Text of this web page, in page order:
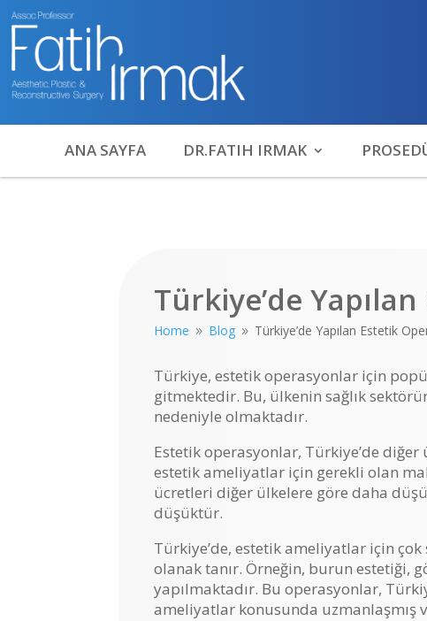
ANA SAYFA
DR.FATIH IRMAK
Türkiye’de
Home 9 Blog 9 Türkiye’de Yapılan Estetik
Türkiye, estetik operasyonlar için
gitmektedir. Bu, ülkenin sağlık
nedeniyle olmaktadır.
Estetik operasyonlar, Türkiye’de
estetik ameliyatlar için gerekli olan
ücretleri diğer ülkelere göre daha
düşüktür.
Türkiye’de, estetik ameliyatlar için
olanak tanır. Örneğin, burun estetiği,
yapılmaktadır. Bu operasyonlar,
ameliyatlar konusunda uzmanlaşmış